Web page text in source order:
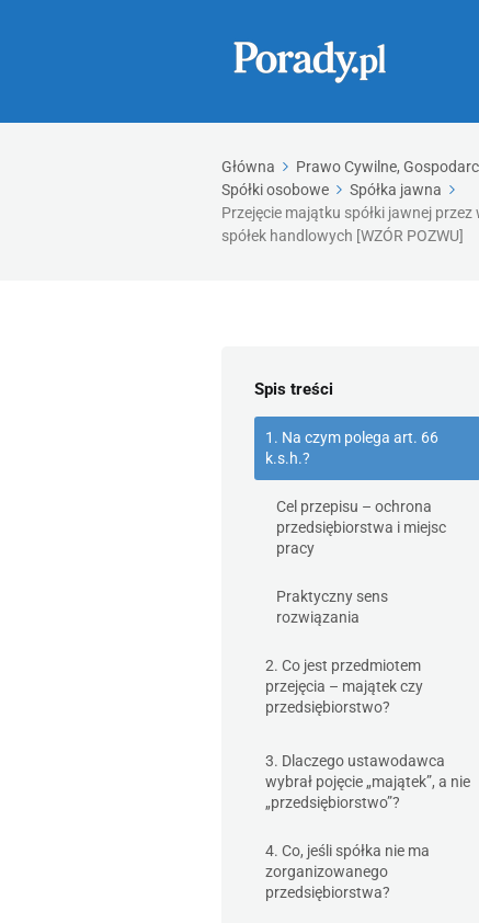
Główna
Prawo Cywilne,
Spółki osobowe
Spółka jawna
Przejęcie majątku spółki jawnej
spółek handlowych [WZÓR POZWU]
Spis treści
1. Na czym polega art. 66
k.s.h.?
Cel przepisu – ochrona
przedsiębiorstwa i miejsc
pracy
Praktyczny sens
rozwiązania
2. Co jest przedmiotem
przejęcia – majątek czy
przedsiębiorstwo?
3. Dlaczego ustawodawca
wybrał pojęcie „majątek”, a nie
„przedsiębiorstwo”?
4. Co, jeśli spółka nie ma
zorganizowanego
przedsiębiorstwa?